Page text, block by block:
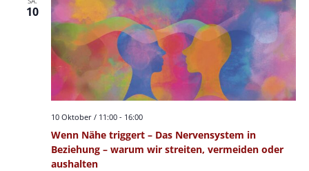
Ansichten,
Navigation
10
Wenn Nähe triggert – Das Nervensystem in
Beziehung – warum wir streiten, vermeiden oder
aushalten
10 Oktober / 11:00- 16:00